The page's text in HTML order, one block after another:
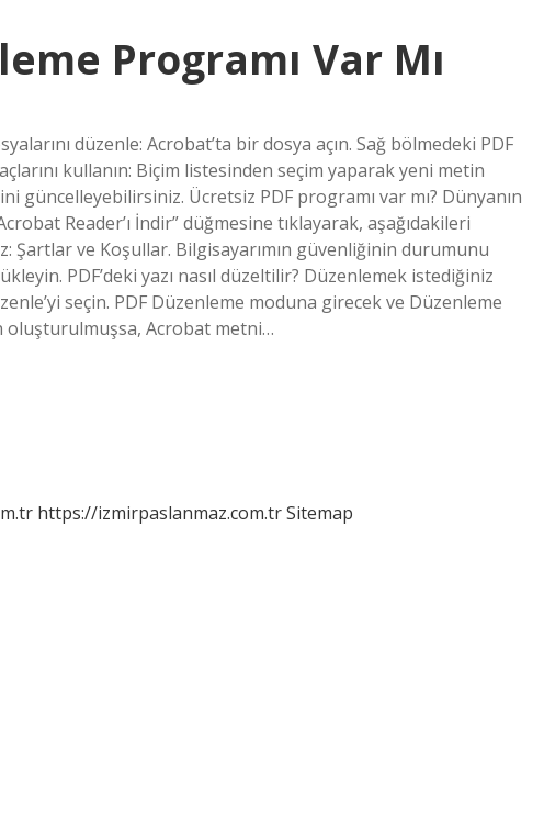
Programı Var Mı
düzenle: Acrobat’ta bir dosya açın. Sağ bölmedeki PDF
kullanın: Biçim listesinden seçim yaparak yeni metin
güncelleyebilirsiniz. Ücretsiz PDF programı var mı? Dünyanın
Reader’ı İndir” düğmesine tıklayarak, aşağıdakileri
ve Koşullar. Bilgisayarımın güvenliğinin durumunu
PDF’deki yazı nasıl düzeltilir? Düzenlemek istediğiniz
seçin. PDF Düzenleme moduna girecek ve Düzenleme
oluşturulmuşsa, Acrobat metni…
https://izmirpaslanmaz.com.trSitemap